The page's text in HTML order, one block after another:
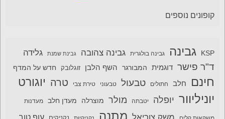
קופונים נוספים
KSP גבינה גבינה בולגרית גבינה צהובה גבינת שמנת גלידה
ד"ר פישר דוגמית המבורגר השף הלבן זוגלובק חדש על המדף
חינם חלב חתולים טבעול טבעוני טירת צבי טרה יוגורט
יוניליוור יופלה יטבתה מולר מוצרלה מעדן חלב מעדנות
מתנה עוף טוב